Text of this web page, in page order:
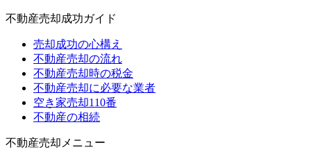
不動産売却成功ガイド
売却成功の心構え
不動産売却の流れ
不動産売却時の税金
不動産売却に必要な業者
空き家売却110番
不動産の相続
不動産売却メニュー